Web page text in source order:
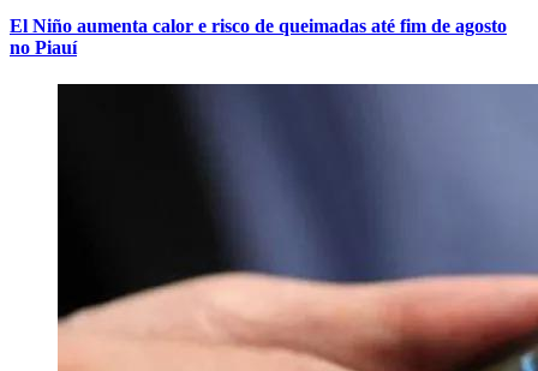
El Niño aumenta calor e risco de queimadas até fim de agosto
no Piauí